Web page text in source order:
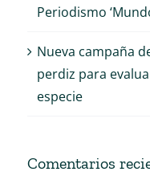
Periodismo
Nueva campaña
perdiz para
especie
Comentarios